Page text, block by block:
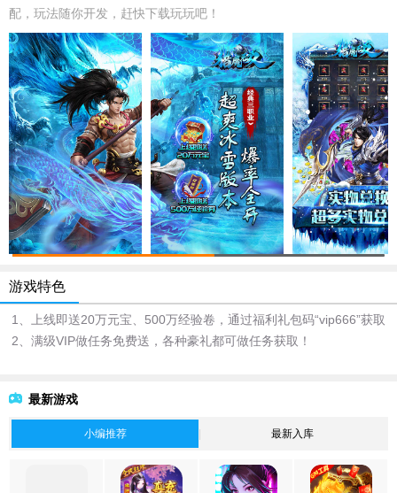
配，玩法随你开发，赶快下载玩玩吧！
游戏特色
1、上线即送20万元宝、500万经验卷，通过福利礼包码“vip666”获取
2、满级VIP做任务免费送，各种豪礼都可做任务获取！
最新游戏
小编推荐 最新入库